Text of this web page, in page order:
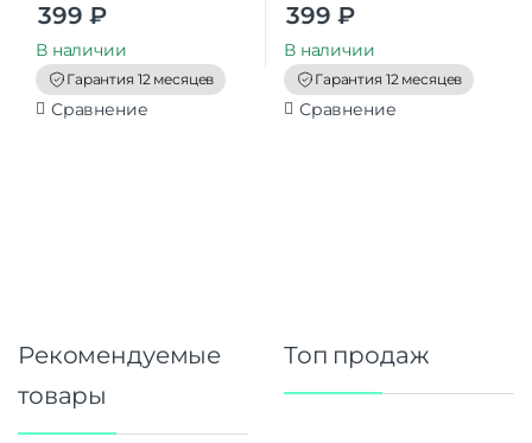
o
t
o
f
5
399 ₽
В наличии
Гарантия 12 месяцев
Сравнение
o
t
o
f
5
399 ₽
В наличии
Гарантия 12 месяцев
Сравнение
Рекомендуемые
товары
Топ продаж